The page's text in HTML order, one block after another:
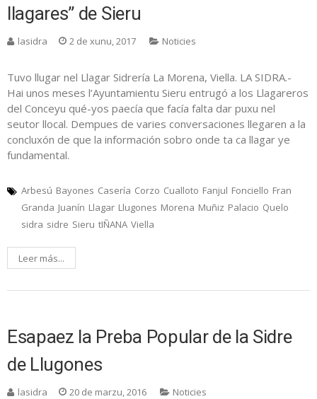
llagares” de Sieru
lasidra 2 de xunu, 2017 Noticies
Tuvo llugar nel Llagar Sidrería La Morena, Viella. LA SIDRA.-
Hai unos meses l’Ayuntamientu Sieru entrugó a los Llagareros
del Conceyu qué-yos paecía que facía falta dar puxu nel
seutor llocal. Dempues de varies conversaciones llegaren a la
concluxón de que la información sobro onde ta ca llagar ye
fundamental.
Arbesú Bayones Casería Corzo Cualloto Fanjul Fonciello Fran
Granda Juanín Llagar Llugones Morena Muñiz Palacio Quelo
sidra sidre Sieru tIÑANA Viella
Leer más...
Esapaez la Preba Popular de la Sidre
de Llugones
lasidra 20 de marzu, 2016 Noticies